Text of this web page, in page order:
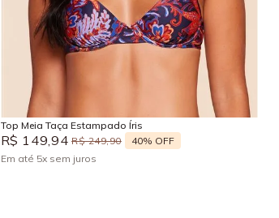
P M GG
Top Meia Taça Estampado Íris
R$ 149,94 R$ 249,90 40% OFF
Em até 5x sem juros